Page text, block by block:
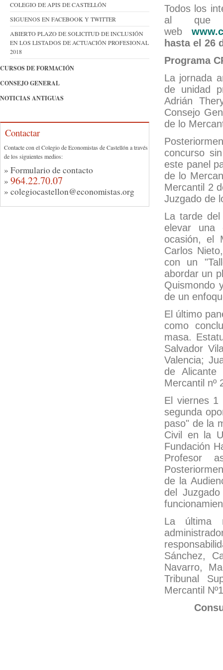
COLEGIO DE APIS DE CASTELLÓN
SIGUENOS EN FACEBOOK Y TWITTER
ABIERTO PLAZO DE SOLICITUD DE INCLUSIÓN
EN LOS LISTADOS DE ACTUACIÓN PROFESIONAL
2018
CURSOS DE FORMACIÓN
CONSEJO GENERAL
NOTICIAS ANTIGUAS
Contactar
Contacte con el Colegio de Economistas de Castellón a través
de los siguientes medios:
» Formulario de contacto
» 964.22.70.07
» colegiocastellon@economistas.org
Todos los
al que
web
hasta el 26
Programa
La jornada
de unidad
Adrián
Consejo
de lo
concurso
este panel
de lo
Mercantil 2
Juzgado de
La tarde
elevar una
ocasión, el
Carlos
con un
abordar un
Quismondo
de un
El último
como
masa.
Salvador
Valencia;
de Alicante
Mercantil nº
El viernes 1
segunda
paso" de la
Civil en la
Fundación
Profesor
de la
del
La última
Sánchez,
Navarro,
Tribunal
Mercantil